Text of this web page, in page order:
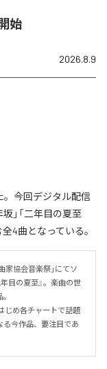
始
2026.8.9
。今回デジタル配信
」「二年目の夏至
4曲となっている。
家協会音楽祭」にてソ
目の夏至』。楽曲の世
じめ各チャートで話題
る今作品、要注目であ